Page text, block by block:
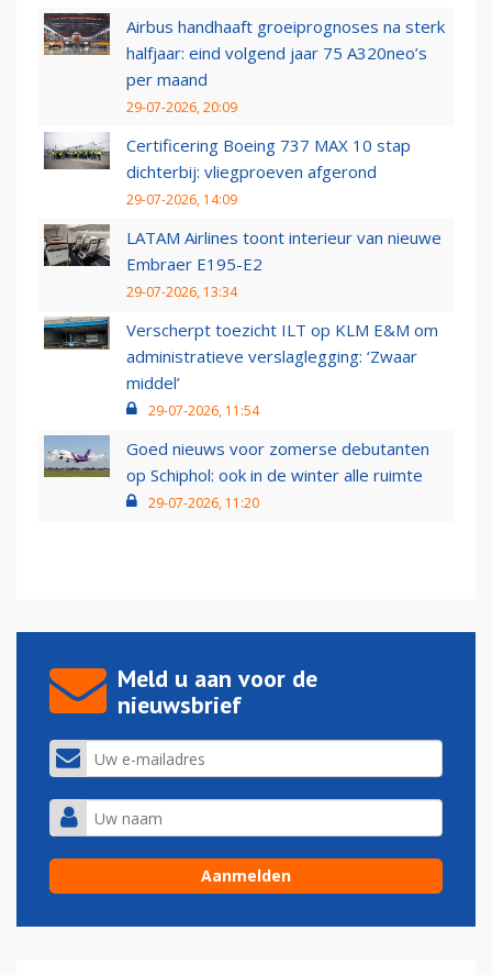
Airbus handhaaft groeiprognoses na sterk
halfjaar: eind volgend jaar 75 A320neo’s
per maand
29-07-2026, 20:09
Certificering Boeing 737 MAX 10 stap
dichterbij: vliegproeven afgerond
29-07-2026, 14:09
LATAM Airlines toont interieur van nieuwe
Embraer E195-E2
29-07-2026, 13:34
Verscherpt toezicht ILT op KLM E&M om
administratieve verslaglegging: ‘Zwaar
middel’
29-07-2026, 11:54
Goed nieuws voor zomerse debutanten
op Schiphol: ook in de winter alle ruimte
29-07-2026, 11:20
Meld u aan voor de
nieuwsbrief